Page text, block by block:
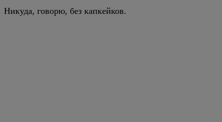
Никуда, говорю, без капкейков.